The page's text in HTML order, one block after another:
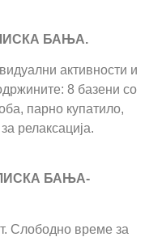
БАЊА.
активности и
8 базени со
парно купатило,
релаксација.
БАЊА-
Слободно време за